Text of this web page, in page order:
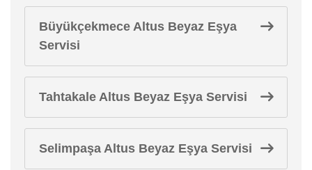
Büyükçekmece Altus Beyaz Eşya
Servisi
Tahtakale Altus Beyaz Eşya Servisi
Selimpaşa Altus Beyaz Eşya Servisi